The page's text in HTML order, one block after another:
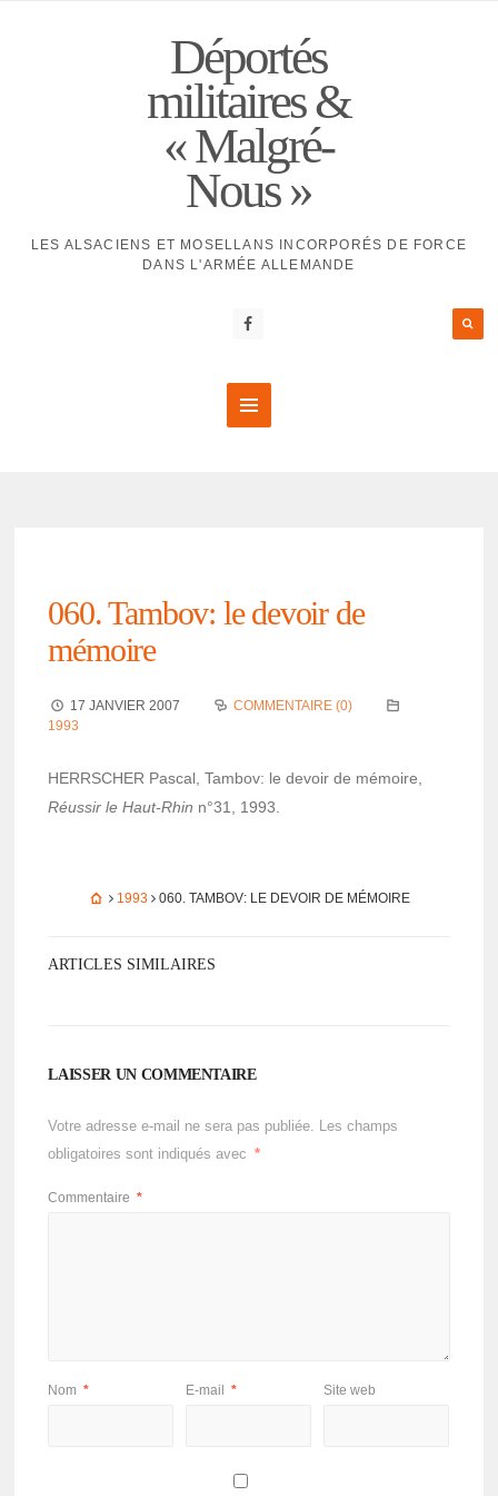
Déportés
militaires &
« Malgré-
Nous »
LES ALSACIENS ET MOSELLANS INCORPORÉS DE FORCE
DANS L'ARMÉE ALLEMANDE
060. Tambov: le devoir de
mémoire
17 JANVIER 2007
COMMENTAIRE (0)
1993
HERRSCHER Pascal, Tambov: le devoir de mémoire,
Réus­sir le Haut-Rhin n°31, 1993.
1993 060. TAMBOV: LE DEVOIR DE MÉMOIRE
ARTICLES SIMILAIRES
LAISSER UN COMMENTAIRE
Votre adresse e-mail ne sera pas publiée. Les champs
obligatoires sont indiqués avec
*
Commentaire *
Nom * E-mail * Site web